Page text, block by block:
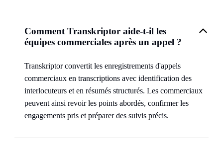
Comment Transkriptor aide-t-il les
équipes commerciales après un appel ?
Transkriptor convertit les enregistrements d'appels
commerciaux en transcriptions avec identification des
interlocuteurs et en résumés structurés. Les commerciaux
peuvent ainsi revoir les points abordés, confirmer les
engagements pris et préparer des suivis précis.